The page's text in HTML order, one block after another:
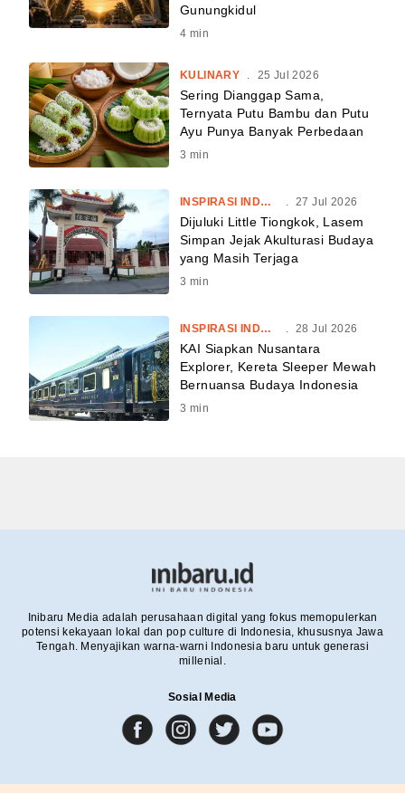
Gunungkidul
4 min
KULINARY 25 Jul 2026
Sering Dianggap Sama,
Ternyata Putu Bambu dan Putu
Ayu Punya Banyak Perbedaan
3 min
INSPIRASI INDONESIA . 27 Jul 2026
Dijuluki Little Tiongkok, Lasem
Simpan Jejak Akulturasi Budaya
yang Masih Terjaga
3 min
INSPIRASI INDONESIA . 28 Jul 2026
KAI Siapkan Nusantara
Explorer, Kereta Sleeper Mewah
Bernuansa Budaya Indonesia
3 min
Inibaru Media adalah perusahaan digital yang fokus memopulerkan
potensi kekayaan lokal dan pop culture di Indonesia, khususnya Jawa
Tengah. Menyajikan warna-warni Indonesia baru untuk generasi
millenial.
Sosial Media